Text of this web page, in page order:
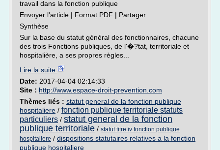
travail dans la fonction publique
Envoyer l'article | Format PDF | Partager
Synthèse
Sur la base du statut général des fonctionnaires, chacune
des trois Fonctions publiques, de l'�?tat, territoriale et
hospitalière, a ses propres règles...
Lire la suite
Date: 2017-04-04 02:14:33
Site : http://www.espace-droit-prevention.com
Thèmes liés : statut general de la fonction publique
hospitaliere / fonction publique territoriale statuts
particuliers / statut general de la fonction
publique territoriale / statut titre iv fonction publique
hospitaliere / dispositions statutaires relatives a la fonction
publique hospitaliere